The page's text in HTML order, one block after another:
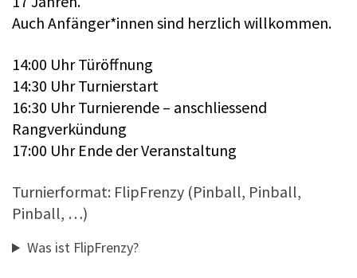
Auch Anfänger*innen sind herzlich willkommen.
14:00 Uhr Türöffnung
14:30 Uhr Turnierstart
16:30 Uhr Turnierende – anschliessend
Rangverkündung
17:00 Uhr Ende der Veranstaltung
Turnierformat: FlipFrenzy (Pinball, Pinball,
Pinball, …)
Was ist FlipFrenzy?